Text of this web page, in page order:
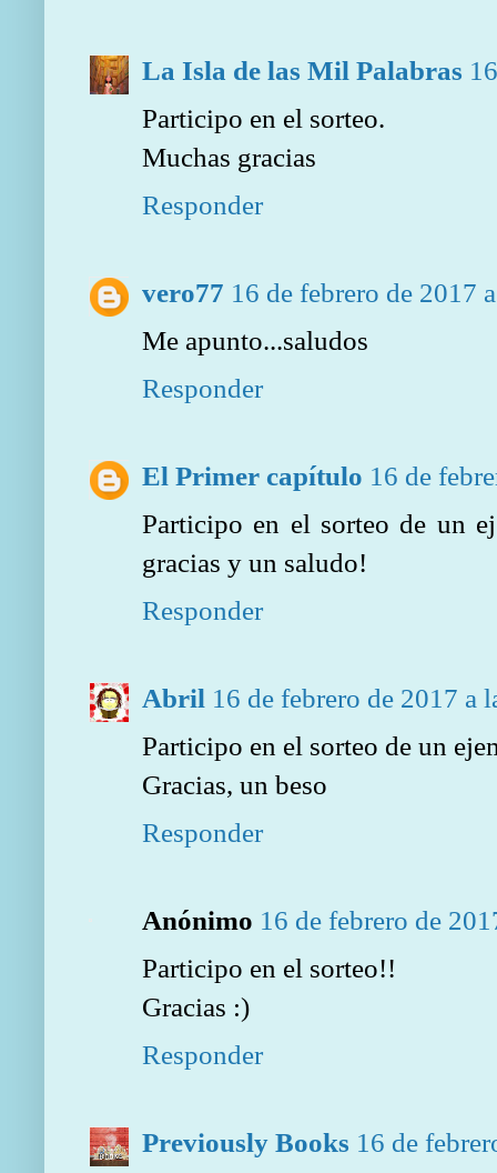
La Isla de las Mil Palabras
Participo en el sorteo.
Muchas gracias
Responder
vero77 16 de febrero de 2017
Me apunto...saludos
Responder
El Primer capítulo 16 de
Participo en el sorteo de un
gracias y un saludo!
Responder
Abril 16 de febrero de 2017 a
Participo en el sorteo de un
Gracias, un beso
Responder
Anónimo 16 de febrero de
Participo en el sorteo!!
Gracias :)
Responder
Previously Books 16 de